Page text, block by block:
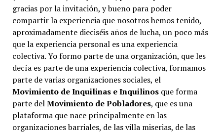
gracias por la invitación, y bueno para poder
compartir la experiencia que nosotros hemos tenido,
aproximadamente dieciséis años de lucha, un poco más
que la experiencia personal es una experiencia
colectiva. Yo formo parte de una organización, que les
decía es parte de una experiencia colectiva, formamos
parte de varias organizaciones sociales, el
Movimiento de Inquilinas e Inquilinosque forma
parte delMovimiento de Pobladores, que es una
plataforma que nace principalmente en las
organizaciones barriales, de las villa miserias, de las